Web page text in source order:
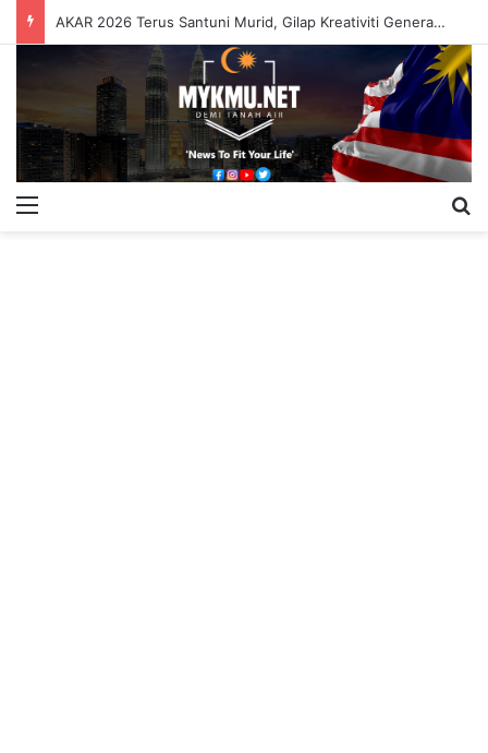
AKAR 2026 Terus Santuni Murid, Gilap Kreativiti Generasi Muda